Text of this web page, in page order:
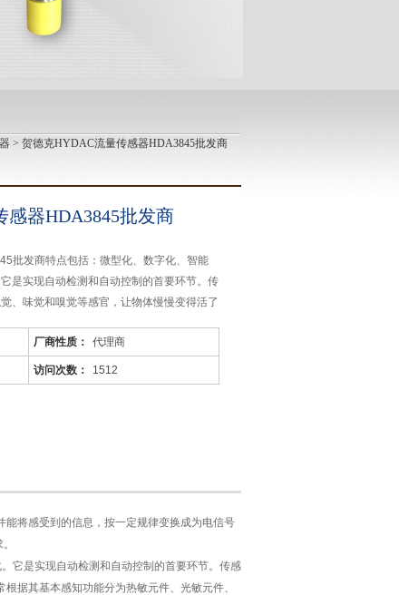
> 贺德克HYDAC流量传感器HDA3845批发商
器HDA3845批发商
批发商特点包括：微型化、数字化、智能
是实现自动检测和自动控制的首要环节。传
、味觉和嗅觉等感官，让物体慢慢变得活了
厂商性质： 代理商
访问次数： 1512
将感受到的信息，按一定规律变换成为电信号
它是实现自动检测和自动控制的首要环节。传感
据其基本感知功能分为热敏元件、光敏元件、